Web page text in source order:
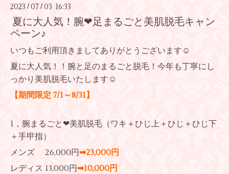
2023 / 07 /03 16:33
夏に大人気！腕❤足まるごと美肌脱毛キャン
ペーン♪
いつもご利用頂きましてありがとうございます☺
夏に大人気！！腕と足のまるごと脱毛！今年も丁寧にし
っかり美肌脱毛いたします☺
【期間限定 7/1～8/31】
1，腕まるごと❤美肌脱毛（ワキ＋ひじ上＋ひじ＋ひじ下
＋手甲指）
メンズ 26,000円➡23,000円
レディス 13,000円➡10,000円